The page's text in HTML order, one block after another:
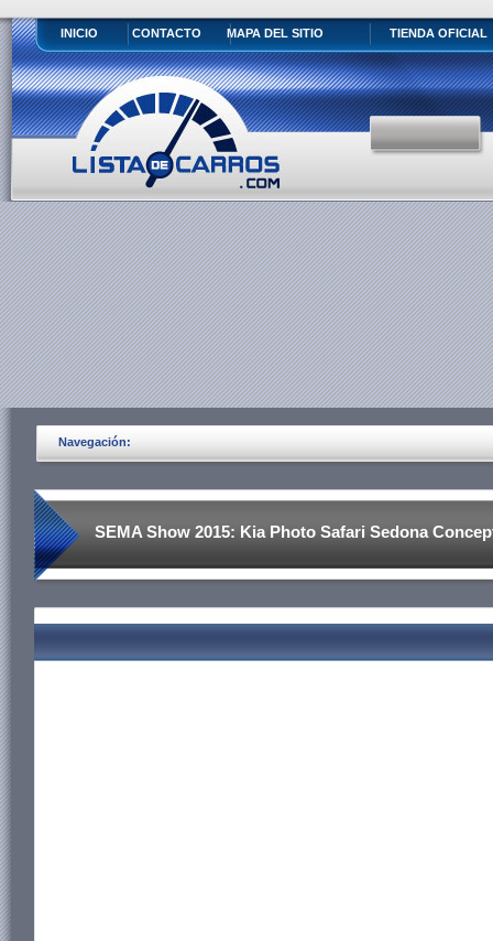
INICIO CONTACTO MAPA DEL SITIO TIENDA OFICIAL
Navegación:
SEMA Show 2015: Kia Photo Safari Sedona